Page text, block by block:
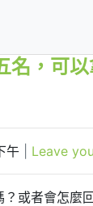
名，可
午 Leave
或者會怎麼